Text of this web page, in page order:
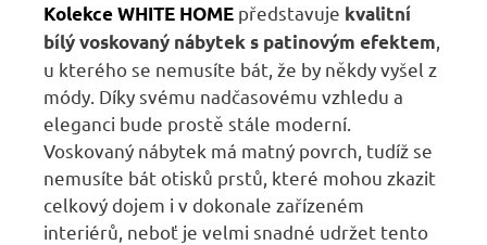
Kolekce WHITE HOME představuje kvalitní
bílý voskovaný nábytek s patinovým efektem,
u kterého se nemusíte bát, že by někdy vyšel z
módy. Díky svému nadčasovému vzhledu a
eleganci bude prostě stále moderní.
Voskovaný nábytek má matný povrch, tudíž se
nemusíte bát otisků prstů, které mohou zkazit
celkový dojem i v dokonale zařízeném
interiérů, neboť je velmi snadné udržet tento